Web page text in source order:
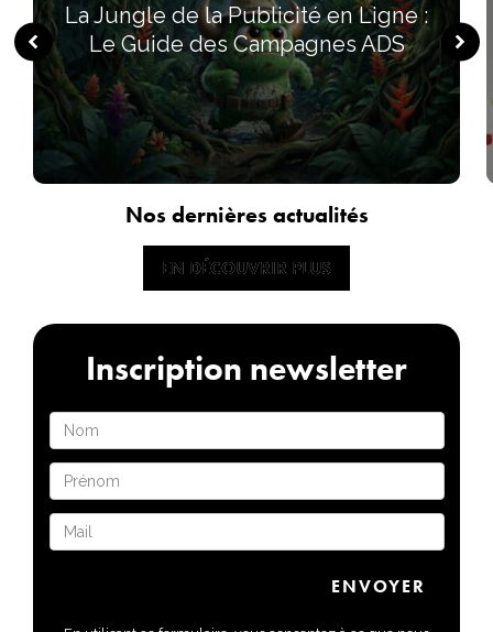
La Jungle de la Publicité en Ligne :
Le Guide des Campagnes ADS
Nos dernières actualités
EN DÉCOUVRIR PLUS
EN DÉCOUVRIR PLUS
Inscription newsletter